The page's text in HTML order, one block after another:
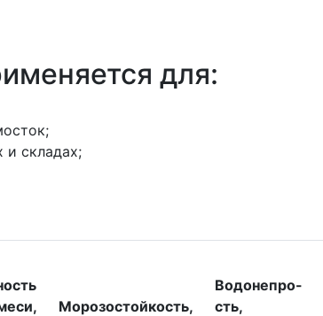
для:
складах;
Морозостойкость,
Водонепро-
сть,